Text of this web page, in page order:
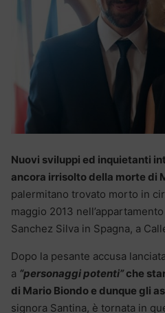
Nuovi sviluppi ed inquietanti
ancora irrisolto della morte di
palermitano trovato morto in
maggio 2013
Sanchez Silva in Spagna, a
Dopo la pesante accusa
a “personaggi potenti”che
di Mario Biondo e dunque gli
signora Santina, è tornata in